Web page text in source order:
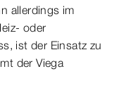
allerdings im
oder
ist der Einsatz zu
der Viega